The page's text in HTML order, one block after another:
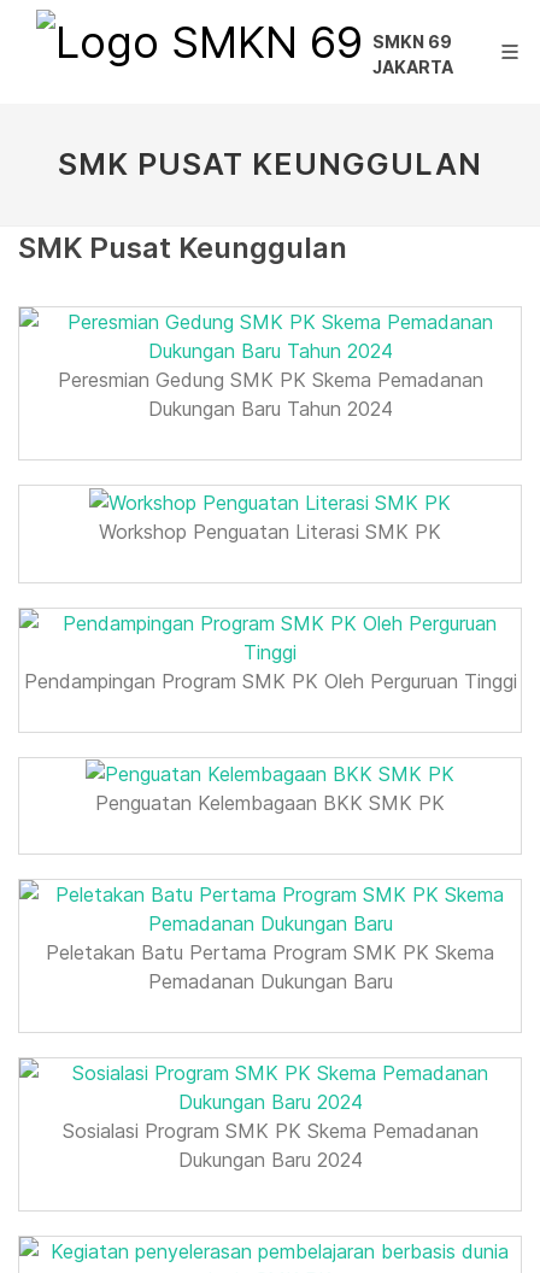
SMKN 69
JAKARTA
SMK PUSAT KEUNGGULAN
SMK Pusat Keunggulan
Peresmian Gedung SMK PK Skema Pemadanan
Dukungan Baru Tahun 2024
Workshop Penguatan Literasi SMK PK
Pendampingan Program SMK PK Oleh Perguruan Tinggi
Penguatan Kelembagaan BKK SMK PK
Peletakan Batu Pertama Program SMK PK Skema
Pemadanan Dukungan Baru
Sosialasi Program SMK PK Skema Pemadanan
Dukungan Baru 2024